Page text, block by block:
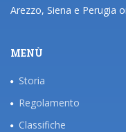
Arezzo, Siena e Perugia
MENÙ
Storia
Regolamento
Classifiche